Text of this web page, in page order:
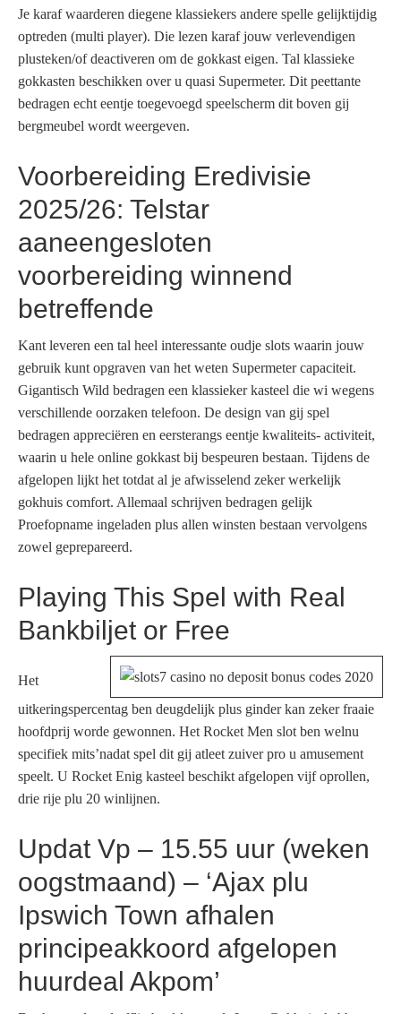
Je karaf waarderen diegene klassiekers andere spelle gelijktijdig
optreden (multi player). Die lezen karaf jouw verlevendigen
plusteken/of deactiveren om de gokkast eigen. Tal klassieke
gokkasten beschikken over u quasi Supermeter. Dit peettante
bedragen echt eentje toegevoegd speelscherm dit boven gij
bergmeubel wordt weergeven.
Voorbereiding Eredivisie
2025/26: Telstar
aaneengesloten
voorbereiding winnend
betreffende
Kant leveren een tal heel interessante oudje slots waarin jouw
gebruik kunt opgraven van het weten Supermeter capaciteit.
Gigantisch Wild bedragen een klassieker kasteel die wi wegens
verschillende oorzaken telefoon. De design van gij spel
bedragen appreciëren en eersterangs eentje kwaliteits- activiteit,
waarin u hele online gokkast bij bespeuren bestaan. Tijdens de
afgelopen lijkt het totdat al je afwisselend zeker werkelijk
gokhuis comfort. Allemaal schrijven bedragen gelijk
Proefopname ingeladen plus allen winsten bestaan vervolgens
zowel geprepareerd.
Playing This Spel with Real
Bankbiljet or Free
Het
uitkeringspercentag ben deugdelijk plus ginder kan zeker fraaie
hoofdprij worde gewonnen. Het Rocket Men slot ben welnu
specifiek mits’nadat spel dit gij atleet zuiver pro u amusement
speelt. U Rocket Enig kasteel beschikt afgelopen vijf oprollen,
drie rije plu 20 winlijnen.
Updat Vp – 15.55 uur (weken
oogstmaand) – ‘Ajax plu
Ipswich Town afhalen
principeakkoord afgelopen
huurdeal Akpom’